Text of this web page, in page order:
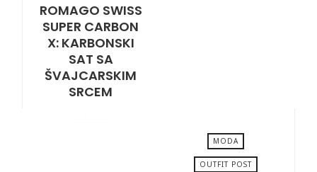
ROMAGO SWISS
SUPER CARBON
X: KARBONSKI
SAT SA
ŠVAJCARSKIM
SRCEM
MODA
OUTFIT POST